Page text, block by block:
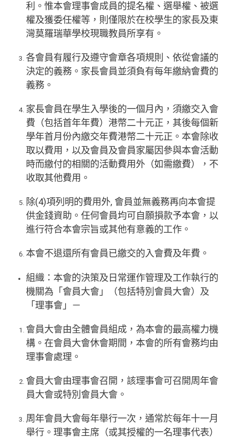
利。惟本會理事會成員的提名權、選舉權、被選
權及獲委任權等，則僅限於在校學生的家長及東
灣莫羅瑞華學校現職教員所享有。
各會員有履行及遵守會章各項規則、依從會議的
決定的義務。家長會員並須負有每年繳納會費的
義務。
家長會員在學生入學後的一個月內，須繳交入會
費（包括首年年費）港幣二十元正，其後每個新
學年首月份內繳交年費港幣二十元正。本會除收
取以費用，以及會員及會員家屬因參與本會活動
時而繳付的相關的活動費用外（如需繳費），不
收取其他費用。
除(4)項列明的費用外, 會員並無義務再向本會提
供金錢資助。任何會員均可自願損款予本會，以
進行符合本會宗旨或其他有意義的工作。
本會不退還所有會員已繳交的入會費及年費。
組織：本會的決策及日常運作管理及工作執行的
機關為「會員大會」（包括特別會員大會）及
「理事會」－
會員大會由全體會員組成，為本會的最高權力機
構。在會員大會休會期間，本會的所有會務均由
理事會處理。
會員大會由理事會召開，該理事會可召開周年會
員大會或特別會員大會。
周年會員大會每年舉行一次，通常於每年十一月
舉行。理事會主席（或其授權的一名理事代表）